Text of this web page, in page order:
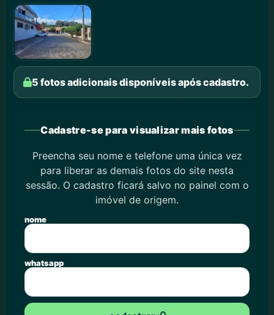
5 fotos adicionais disponíveis após cadastro.
Cadastre-se para visualizar mais fotos
Preencha seu nome e telefone uma única vez
para liberar as demais fotos do site nesta
sessão. O cadastro ficará salvo no painel com o
imóvel de origem.
nome
whatsapp